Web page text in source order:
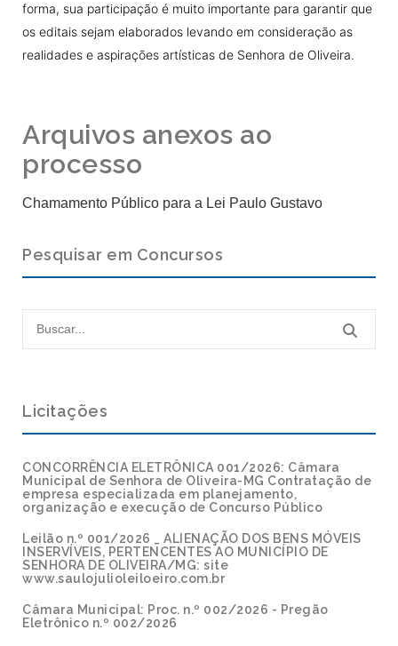
forma, sua participação é muito importante para garantir que
os editais sejam elaborados levando em consideração as
realidades e aspirações artísticas de Senhora de Oliveira.
Arquivos anexos ao
processo
Chamamento Público para a Lei Paulo Gustavo
Pesquisar em Concursos
Licitações
CONCORRÊNCIA ELETRÔNICA 001/2026: Câmara
Municipal de Senhora de Oliveira-MG Contratação de
empresa especializada em planejamento,
organização e execução de Concurso Público
Leilão n.º 001/2026 _ ALIENAÇÃO DOS BENS MÓVEIS
INSERVÍVEIS, PERTENCENTES AO MUNICÍPIO DE
SENHORA DE OLIVEIRA/MG: site
www.saulojulioleiloeiro.com.br
Câmara Municipal: Proc. n.º 002/2026 - Pregão
Eletrônico n.º 002/2026